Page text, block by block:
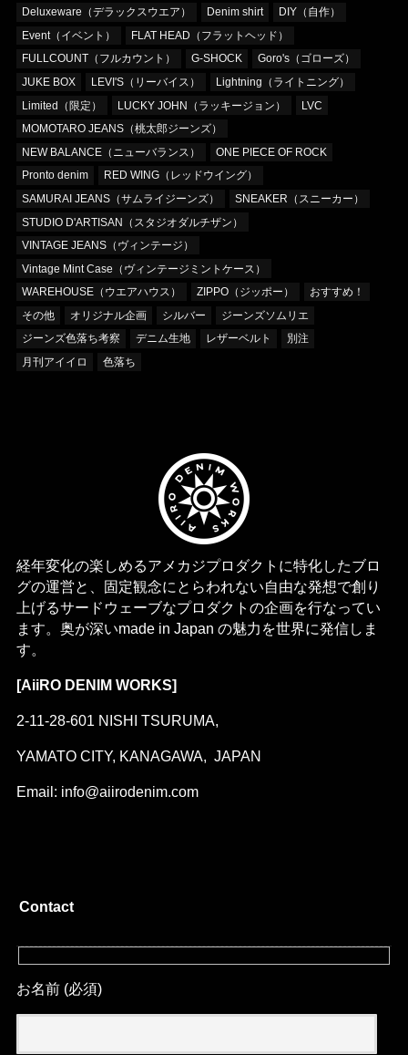
Deluxeware（デラックスウエア）
Denim shirt
DIY（自作）
Event（イベント）
FLAT HEAD（フラットヘッド）
FULLCOUNT（フルカウント）
G-SHOCK
Goro's（ゴローズ）
JUKE BOX
LEVI'S（リーバイス）
Lightning（ライトニング）
Limited（限定）
LUCKY JOHN（ラッキージョン）
LVC
MOMOTARO JEANS（桃太郎ジーンズ）
NEW BALANCE（ニューバランス）
ONE PIECE OF ROCK
Pronto denim
RED WING（レッドウイング）
SAMURAI JEANS（サムライジーンズ）
SNEAKER（スニーカー）
STUDIO D'ARTISAN（スタジオダルチザン）
VINTAGE JEANS（ヴィンテージ）
Vintage Mint Case（ヴィンテージミントケース）
WAREHOUSE（ウエアハウス）
ZIPPO（ジッポー）
おすすめ！
その他
オリジナル企画 シルバー
ジーンズソムリエ
ジーンズ色落ち考察
デニム生地 レザーベルト
別注
月刊アイイロ
色落ち
経年変化の楽しめるアメカジプロダクトに特化したブロ
グの運営と、固定観念にとらわれない自由な発想で創り
上げるサードウェーブなプロダクトの企画を行なってい
ます。奥が深いmade in Japan の魅力を世界に発信しま
す。
[AiiRO DENIM WORKS]
2-11-28-601 NISHI TSURUMA,
YAMATO CITY, KANAGAWA, JAPAN
Email: info@aiirodenim.com
Contact
お名前 (必須)